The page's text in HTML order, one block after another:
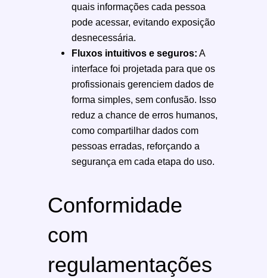
quais informações cada pessoa
pode acessar, evitando exposição
desnecessária.
Fluxos intuitivos e seguros: A
interface foi projetada para que os
profissionais gerenciem dados de
forma simples, sem confusão. Isso
reduz a chance de erros humanos,
como compartilhar dados com
pessoas erradas, reforçando a
segurança em cada etapa do uso.
Conformidade
com
regulamentações